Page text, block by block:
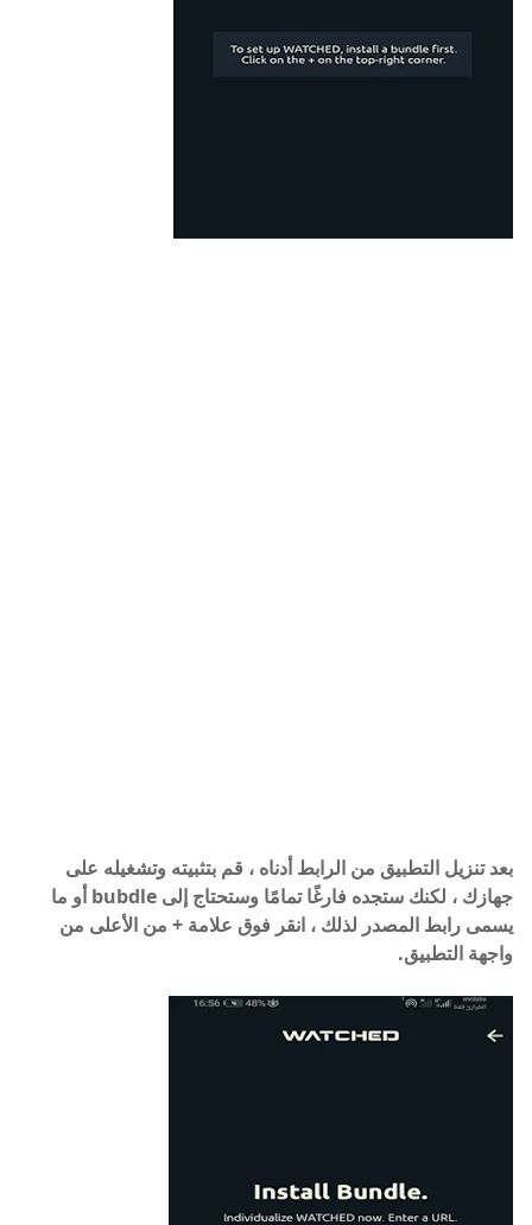
بعد تنزيل التطبيق من الرابط أدناه ، قم بتثبيته وتشغيله على
جهازك ، لكنك ستجده فارغًا تمامًا وستحتاج إلى bubdle أو ما
يسمى رابط المصدر لذلك ، انقر فوق علامة + من الأعلى من
واجهة التطبيق.